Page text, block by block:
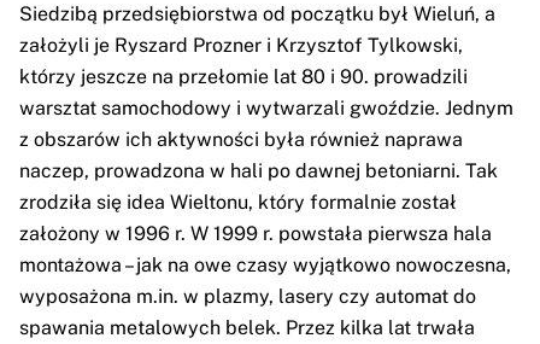
Siedzibą przedsiębiorstwa od początku był Wieluń, a
założyli je Ryszard Prozner i Krzysztof Tylkowski,
którzy jeszcze na przełomie lat 80 i 90. prowadzili
warsztat samochodowy i wytwarzali gwoździe. Jednym
z obszarów ich aktywności była również naprawa
naczep, prowadzona w hali po dawnej betoniarni. Tak
zrodziła się idea Wieltonu, który formalnie został
założony w 1996 r. W 1999 r. powstała pierwsza hala
montażowa – jak na owe czasy wyjątkowo nowoczesna,
wyposażona m.in. w plazmy, lasery czy automat do
spawania metalowych belek. Przez kilka lat trwała